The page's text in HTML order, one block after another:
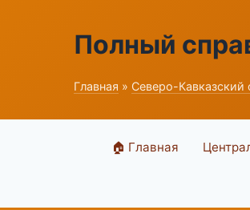
Полный
Главная » Северо-Кавказский
🏠 Главная